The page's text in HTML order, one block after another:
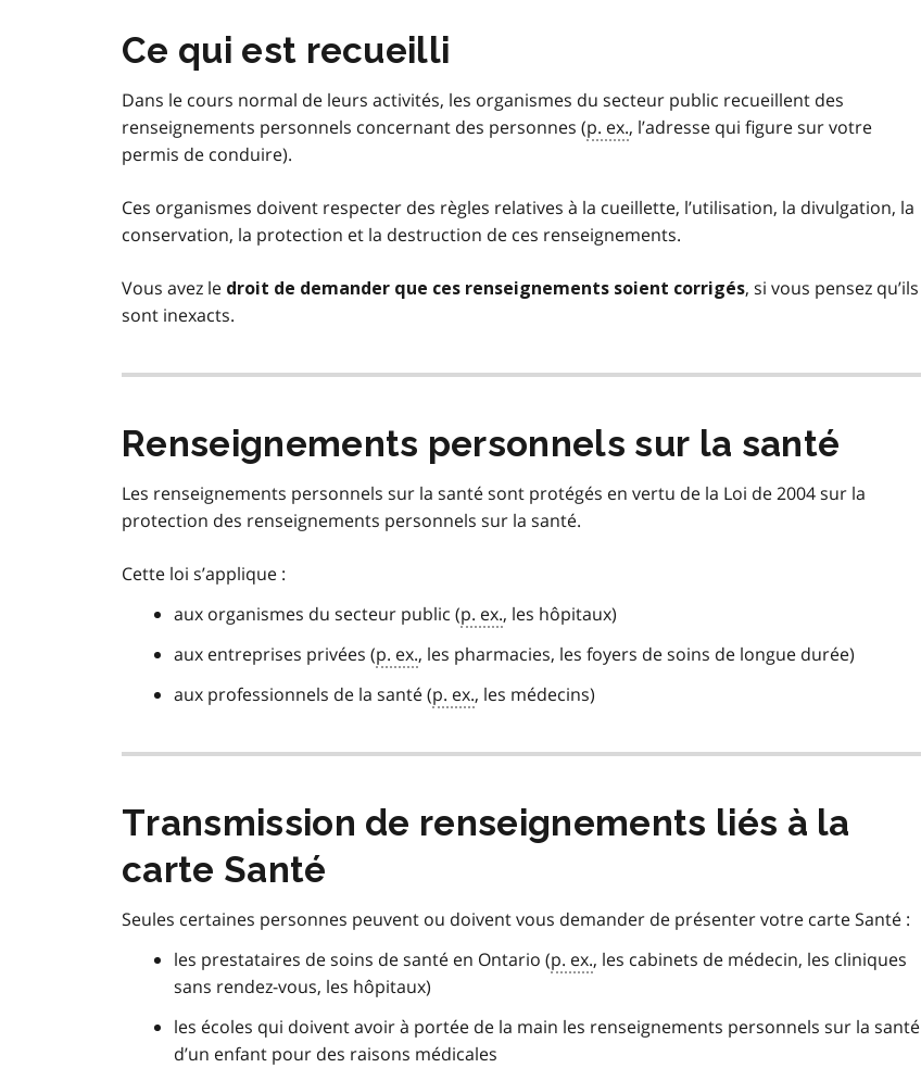
Ce qui est recueilli
Dans le cours normal de leurs activités, les organismes du secteur public recueillent des
renseignements personnels concernant des personnes (p. ex., l’adresse qui figure sur votre
permis de conduire).
Ces organismes doivent respecter des règles relatives à la cueillette, l’utilisation, la divulgation, la
conservation, la protection et la destruction de ces renseignements.
Vous avez le droit de demander que ces renseignements soient corrigés, si vous pensez qu’ils
sont inexacts.
Renseignements personnels sur la santé
Les renseignements personnels sur la santé sont protégés en vertu de la Loi de 2004 sur la
protection des renseignements personnels sur la santé.
Cette loi s’applique :
aux organismes du secteur public (p. ex., les hôpitaux)
aux entreprises privées (p. ex., les pharmacies, les foyers de soins de longue durée)
aux professionnels de la santé (p. ex., les médecins)
Transmission de renseignements liés à la
carte Santé
Seules certaines personnes peuvent ou doivent vous demander de présenter votre carte Santé :
les prestataires de soins de santé en Ontario (p. ex., les cabinets de médecin, les cliniques
sans rendez-vous, les hôpitaux)
les écoles qui doivent avoir à portée de la main les renseignements personnels sur la santé
d’un enfant pour des raisons médicales